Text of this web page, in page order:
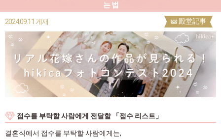
는 법
2024.09.11 게재 殿堂記事
접수를 부탁할 사람에게 전달할 「접수 리스트」
결혼식에서 접수를 부탁할 사람에게는,